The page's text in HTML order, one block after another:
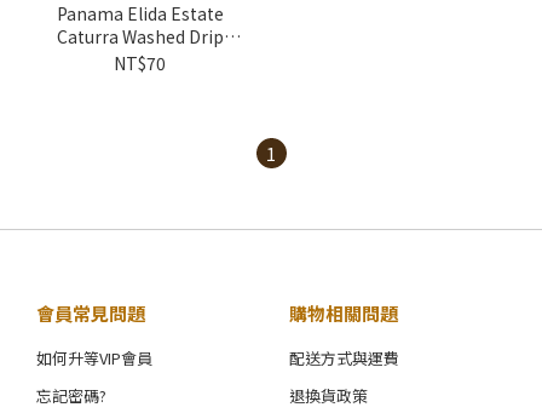
Panama Elida Estate
Caturra Washed Drip
Coffee Bags(10g)
NT$70
1
會員常見問題
如何升等VIP會員
忘記密碼?
購物相關問題
配送方式與運費
退換貨政策